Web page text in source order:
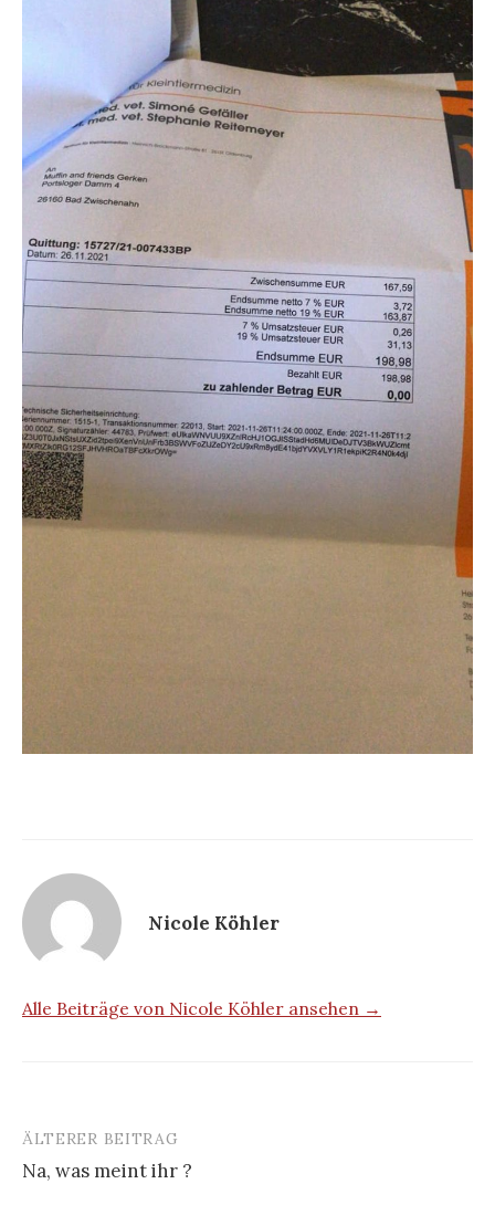
Nicole Köhler
Alle Beiträge von Nicole Köhler ansehen →
Beitrags-
Navigation
ÄLTERER BEITRAG
Na, was meint ihr ?